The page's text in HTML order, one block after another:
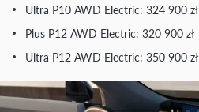
Ultra P10 AWD Electric: 324 900 zł
Plus P12 AWD Electric: 320 900 zł
Ultra P12 AWD Electric: 350 900 zł